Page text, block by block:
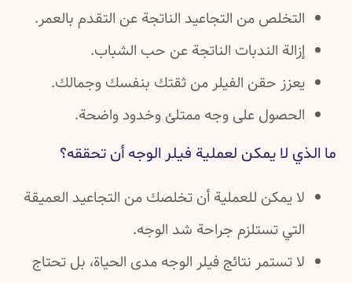
من التجاعيد الناتجة عن التقدم بالعمر.
الندبات الناتجة عن حب الشباب.
حقن الفيلر من ثقتك بنفسك وجمالك.
على وجه ممتلئ وخدود واضحة.
لا يمكن لعملية فيلر الوجه أن تحققه؟
يمكن للعملية أن تخلصك من التجاعيد العميقة
تستلزم جراحة شد الوجه.
تستمر نتائج فيلر الوجه مدى الحياة، بل تحتاج